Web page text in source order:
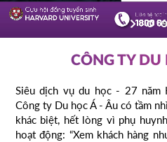
CÔNG TY DU
Siêu dịch vụ du học - 27 năm
Công ty Du học Á - Âu có tầm
khác biệt, hết lòng vì phụ
hoạt động: “Xem khách hàng